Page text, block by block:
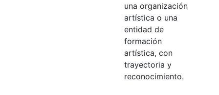
una organización
artística o una
entidad de
formación
artística, con
trayectoria y
reconocimiento.